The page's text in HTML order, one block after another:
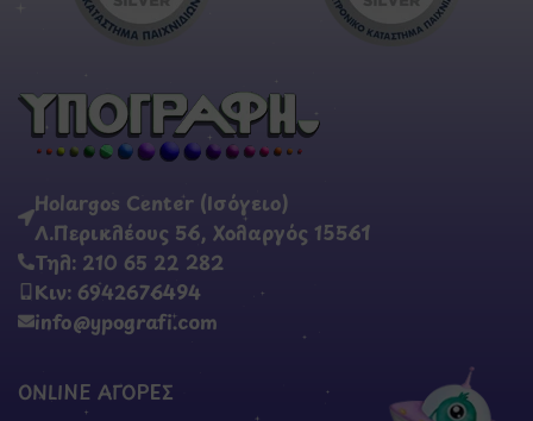
Holargos Center (Ισόγειο)
Λ.Περικλέους 56, Χολαργός 15561
Τηλ: 210 65 22 282
Κιν: 6942676494
info@ypografi.com
ONLINE ΑΓΟΡΕΣ